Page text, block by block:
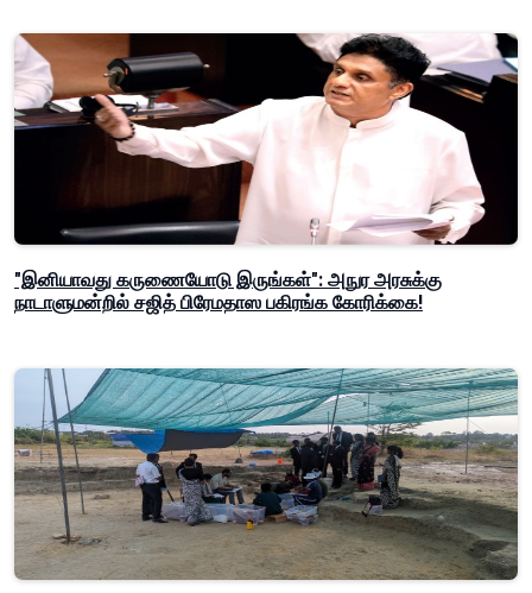
"இனியாவது கருணையோடு இருங்கள்": அநுர அரசுக்கு
நாடாளுமன்றில் சஜித் பிரேமதாஸ பகிரங்க கோரிக்கை!